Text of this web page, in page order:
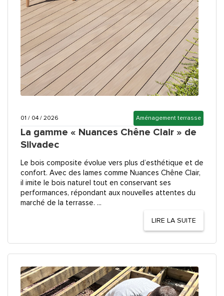
01 / 04 / 2026 Aménagement terrasse
La gamme « Nuances Chêne Clair » de
Silvadec
Le bois composite évolue vers plus d’esthétique et de
confort. Avec des lames comme Nuances Chêne Clair,
il imite le bois naturel tout en conservant ses
performances, répondant aux nouvelles attentes du
marché de la terrasse. ...
LIRE LA SUITE